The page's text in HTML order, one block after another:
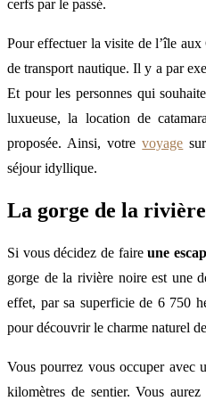
cerfs par le passé.
Pour effectuer la visite de l’île
de transport nautique. Il y a par
Et pour les personnes qui
luxueuse, la location de
proposée. Ainsi, votrevoyage
séjour idyllique.
La gorge de la
Si vous décidez de faireune
gorge de la rivière noire est une
effet, par sa superficie de 6 750
pour découvrir le charme naturel
Vous pourrez vous occuper avec
kilomètres de sentier. Vous